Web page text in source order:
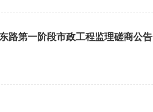
路第一阶段市政工程监理磋商公告